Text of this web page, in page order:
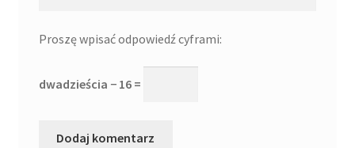
Proszę wpisać odpowiedź cyframi:
dwadzieścia − 16 =